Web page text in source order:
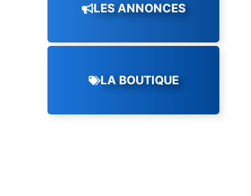
LES ANNONCES
LA BOUTIQUE